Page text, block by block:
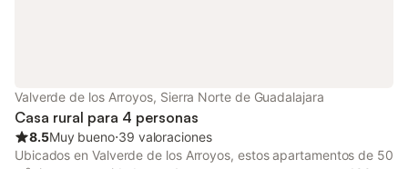
Valverde de los Arroyos, Sierra Norte de Guadalajara
Casa rural para 4 personas
8.5Muy bueno⋅39 valoraciones
Ubicados en Valverde de los Arroyos, estos apartamentos de 50